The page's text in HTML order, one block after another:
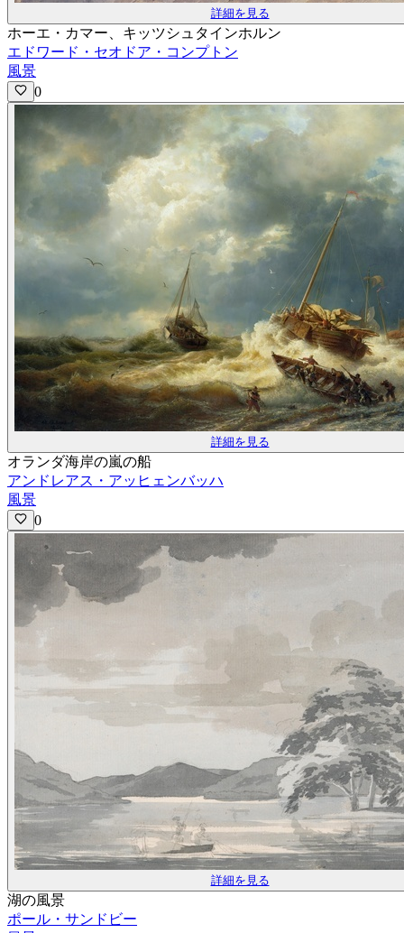
詳細を見る
ホーエ・カマー、キッツシュタインホルン
エドワード・セオドア・コンプトン
風景
0
詳細を見る
オランダ海岸の嵐の船
アンドレアス・アッヒェンバッハ
風景
0
詳細を見る
湖の風景
ポール・サンドビー